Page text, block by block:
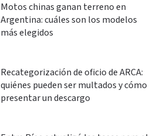
Motos chinas ganan terreno en
Argentina: cuáles son los modelos
más elegidos
Recategorización de oficio de ARCA:
quiénes pueden ser multados y cómo
presentar un descargo